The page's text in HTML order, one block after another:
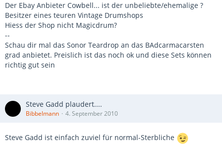
Der Ebay Anbieter Cowbell... ist der unbeliebte/ehemalige ?
Besitzer eines teuren Vintage Drumshops
Hiess der Shop nicht Magicdrum?
--
Schau dir mal das Sonor Teardrop an das BAdcarmacarsten
grad anbietet. Preislich ist das noch ok und diese Sets können
richtig gut sein
Steve Gadd plaudert....
Bibbelmann 4. September 2010
Steve Gadd ist einfach zuviel für normal-Sterbliche